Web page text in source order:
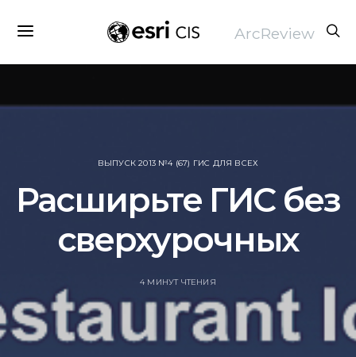
ArcReview
ВЫПУСК 2013 №4 (67) ГИС ДЛЯ ВСЕХ
Расширьте ГИС без
сверхурочных
4 МИНУТ ЧТЕНИЯ